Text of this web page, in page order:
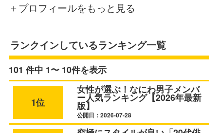
＋プロフィールをもっと見る
ランクインしているランキング一覧
101 件中 1〜 10件を表示
1位
女性が選ぶ！なにわ男子メンバ
ー人気ランキング【2026年最新
版】
公開日：2026-07-28